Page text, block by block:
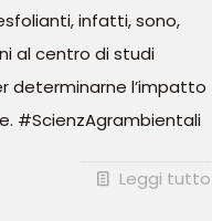
infatti, sono,
al centro di studi
determinarne l’impatto
#ScienzAgrambientali
Leggi tutto